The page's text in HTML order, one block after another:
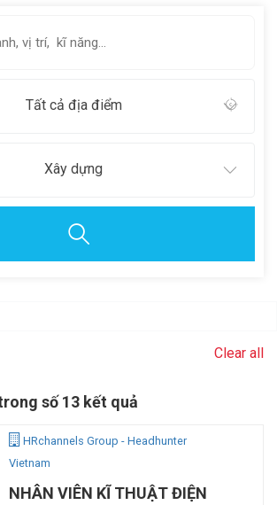
Tất cả địa điểm
Xây dựng
Clear all
số 13 kết quả
HRchannels Group - Headhunter
Vietnam
NHÂN VIÊN KĨ THUẬT ĐIỆN